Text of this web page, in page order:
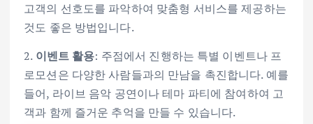
고객의 선호도를 파악하여 맞춤형 서비스를 제공하는
것도 좋은 방법입니다.
2. 이벤트 활용: 주점에서 진행하는 특별 이벤트나 프
로모션은 다양한 사람들과의 만남을 촉진합니다. 예를
들어, 라이브 음악 공연이나 테마 파티에 참여하여 고
객과 함께 즐거운 추억을 만들 수 있습니다.